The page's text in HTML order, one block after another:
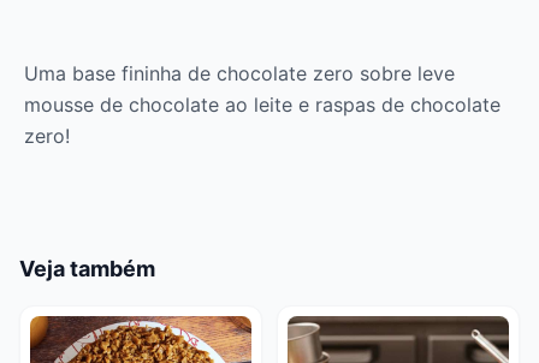
Uma base fininha de chocolate zero sobre leve
mousse de chocolate ao leite e raspas de chocolate
zero!
Veja também